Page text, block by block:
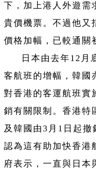
下，加上港人外遊需
貴價機票。不過他又
價格加幅，已較通關
日本由去年12月
客航班的增幅，韓國
對香港的客運航班實
銷有關限制。香港特
及韓國由3月1日起撤
認為這有助加快香港
府表示，一直與日本